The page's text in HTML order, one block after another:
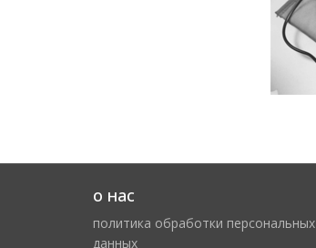
о нас
политика обработки персональных
данных